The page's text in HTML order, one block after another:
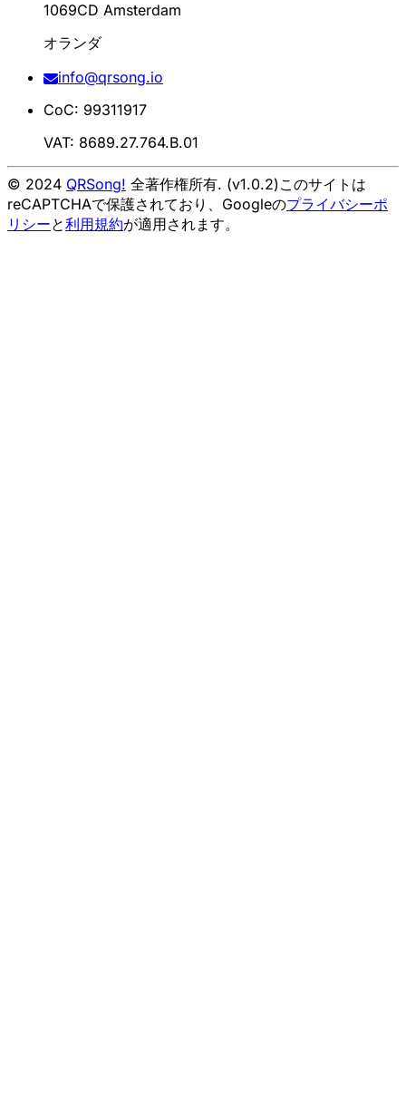
1069CD Amsterdam
オランダ
info@qrsong.io
CoC: 99311917
VAT: 8689.27.764.B.01
© 2024 QRSong! 全著作権所有. (v1.0.2)このサイトは
reCAPTCHAで保護されており、Googleのプライバシーポ
リシーと利用規約が適用されます。